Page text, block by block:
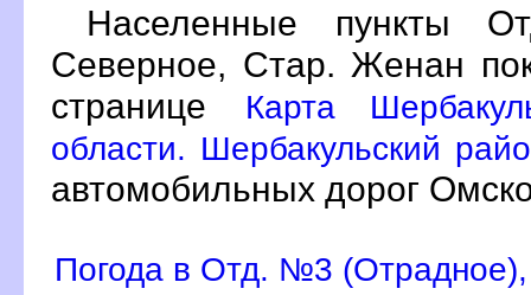
Населенные пункты
Северное, Стар. Женан
странице
Карта
области. Шербакульский
автомобильных дорог
Погода в Отд. №3